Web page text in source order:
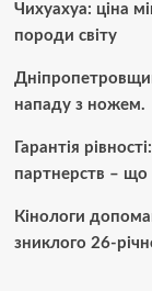
Чихуахуа: ціна
породи світу
нападу з ножем.
Гарантія
партнерств – що
Кінологи
зниклого 26-